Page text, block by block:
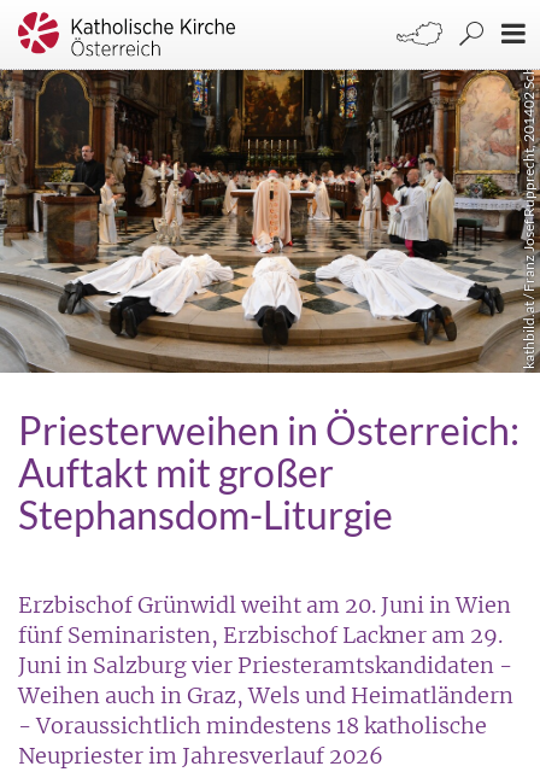
kathbild.at / Franz Josef Rupprecht, 201402 Schönborn
Priesterweihen in Österreich:
Auftakt mit großer
Stephansdom-Liturgie
Erzbischof Grünwidl weiht am 20. Juni in Wien
fünf Seminaristen, Erzbischof Lackner am 29.
Juni in Salzburg vier Priesteramtskandidaten -
Weihen auch in Graz, Wels und Heimatländern
- Voraussichtlich mindestens 18 katholische
Neupriester im Jahresverlauf 2026